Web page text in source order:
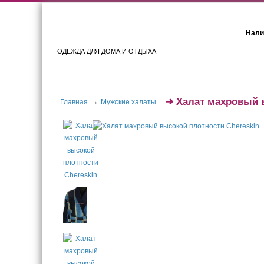
ОДЕЖДА ДЛЯ ДОМА И ОТДЫХА
Главная → Мужские халаты ➜ Халат махровый